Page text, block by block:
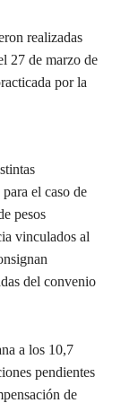
realizadas
27 de marzo de
por la
el caso de
pesos
vinculados al
del convenio
a los 10,7
pendientes
de